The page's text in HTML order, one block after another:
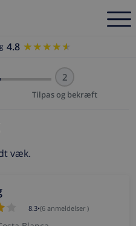
4.8 ★★★★★
★★★★★
2
Tilpas og bekræft
væk.
8.3•(6 anmeldelser )